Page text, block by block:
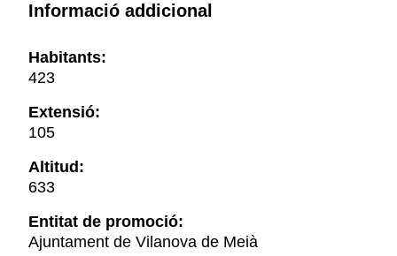
Informació addicional
Habitants:
423
Extensió:
105
Altitud:
633
Entitat de promoció:
Ajuntament de Vilanova de Meià